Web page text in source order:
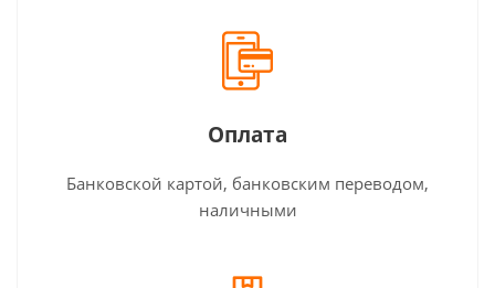
Оплата
Банковской картой, банковским переводом,
наличными